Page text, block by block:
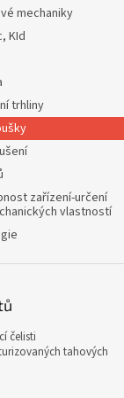
mechaniky
KId
trhliny
zařízení-určení
vlastností
čelisti
tahových